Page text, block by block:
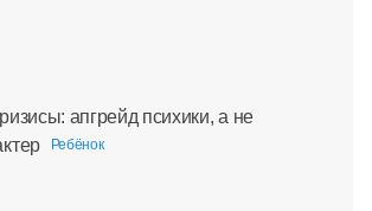
апгрейд психики, а не
Ребёнок